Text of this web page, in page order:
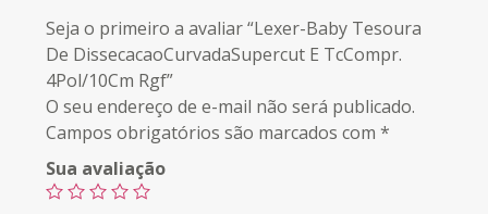
Seja o primeiro a avaliar “Lexer-Baby Tesoura
De DissecacaoCurvadaSupercut E TcCompr.
4Pol/10Cm Rgf”
O seu endereço de e-mail não será publicado.
Campos obrigatórios são marcados com*
Sua avaliação